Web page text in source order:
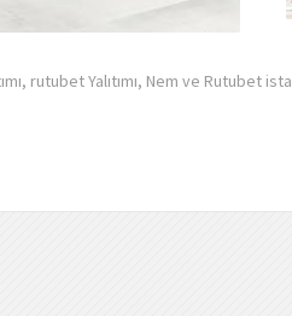
rutubet Yalıtımı, Nem ve Rutubet